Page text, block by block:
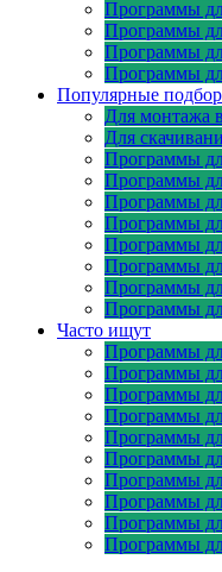
Программы
Программы
Программы
Программы
Популярные
Для монтажа
Для
Программы
Программы
Программы
Программы
Программы
Программы
Программы
Программы
Часто ищут
Программы
Программы
Программы
Программы
Программы
Программы
Программы
Программы
Программы
Программы